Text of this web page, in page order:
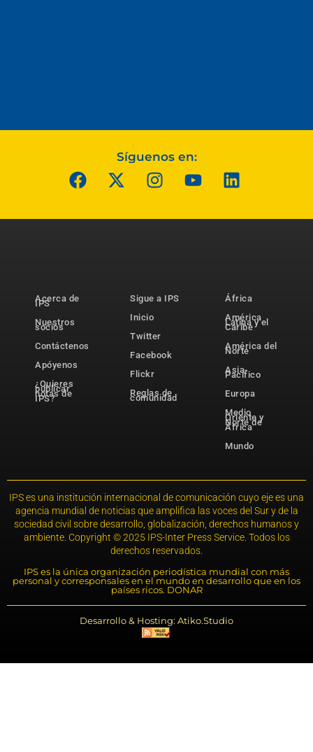
Síguenos en:
Acerca de
IPS
Nuestros
socios
Contáctenos
Apóyenos
¿Quieres
publicar
notas de
IPS?
Sigue a IPS
Inicio
Twitter
Facebook
Flickr
Reglas de
comunidad
África
América
Latina y el
Caribe
América del
Norte
Asia-
Pacífico
Europa
Medio
Oriente y
Norte de
África
Mundo
IPS es una institución internacional de comunicación cuyo eje es una
agencia mundial de noticias que amplifica las voces del Sur y de la
sociedad civil sobre desarrollo, globalización, derechos humanos y
ambiente. Copyright © 2025 IPS-Inter Press Service. Todos los
derechos reservados.
IPS es la única organización periodística mundial con más
personal y corresponsales en el mundo en desarrollo que en los
países ricos. DONAR
Desarrollo & Hosting: Atiko.Studio